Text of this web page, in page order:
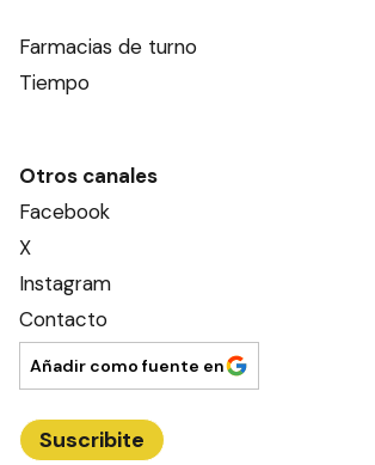
Farmacias de turno
Tiempo
Otros canales
Facebook
X
Instagram
Contacto
Añadir como fuente en
Suscribite